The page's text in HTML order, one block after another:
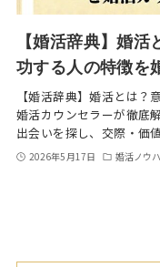
【婚活辞典】婚
功する人の特徴を
【婚活辞典】婚活とは
婚活カウンセラーが徹底
出会いを探し、交際・価
2026年5月17日 婚活ノウ